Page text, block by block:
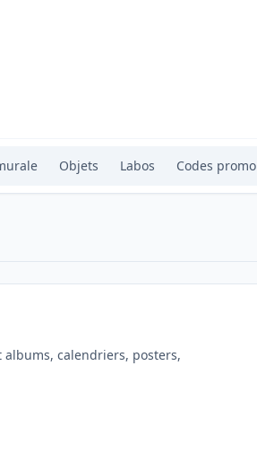
Objets Labos Codes promo
albums, calendriers, posters,